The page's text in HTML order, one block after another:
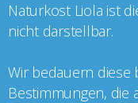
Naturkost Liola ist
nicht darstellbar.
Wir bedauern diese
Bestimmungen, die